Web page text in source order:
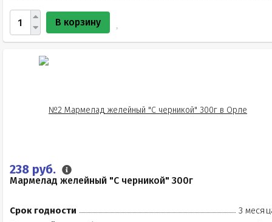
В корзину
238 руб.
Мармелад желейный "С черникой" 300г
Срок годности
3